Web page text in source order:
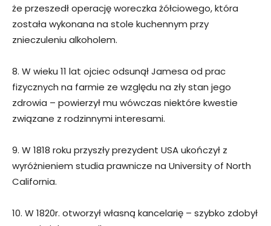
że przeszedł operację woreczka żółciowego, która
została wykonana na stole kuchennym przy
znieczuleniu alkoholem.
8. W wieku 11 lat ojciec odsunął Jamesa od prac
fizycznych na farmie ze względu na zły stan jego
zdrowia – powierzył mu wówczas niektóre kwestie
związane z rodzinnymi interesami.
9. W 1818 roku przyszły prezydent USA ukończył z
wyróżnieniem studia prawnicze na University of North
California.
10. W 1820r. otworzył własną kancelarię – szybko zdobył